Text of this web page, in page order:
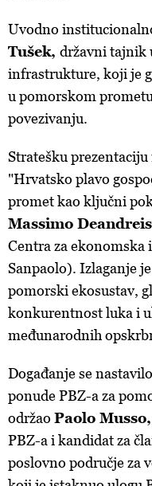
Uvodno
Tušek, državni tajnik
infrastrukture, koji je
u pomorskom
povezivanju.
Stratešku
"Hrvatsko plavo
promet kao ključni
Massimo Deandreis
Centra za ekonomska
Sanpaolo). Izlaganje
pomorski ekosustav,
konkurentnost luka i
međunarodnih
Događanje se
ponude PBZ-a za
održao Paolo Musso,
PBZ-a i kandidat za
poslovno područje za